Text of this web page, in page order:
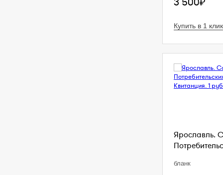
Купить в 1 клик
Ярославль.
бланк